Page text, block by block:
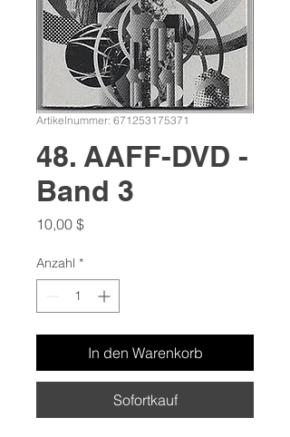
Artikelnummer: 671253175371
48. AAFF-DVD -
Band 3
10,00 $Preis
Anzahl *
In den Warenkorb
Sofortkauf